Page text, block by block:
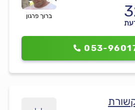
ברוך פרגון
053-